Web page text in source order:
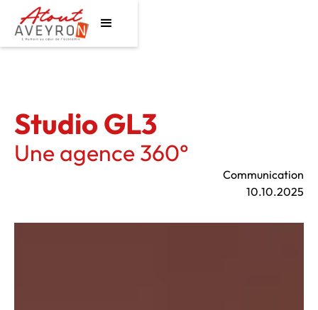
Studio GL3
Une agence 360°
Communication
10.10.2025